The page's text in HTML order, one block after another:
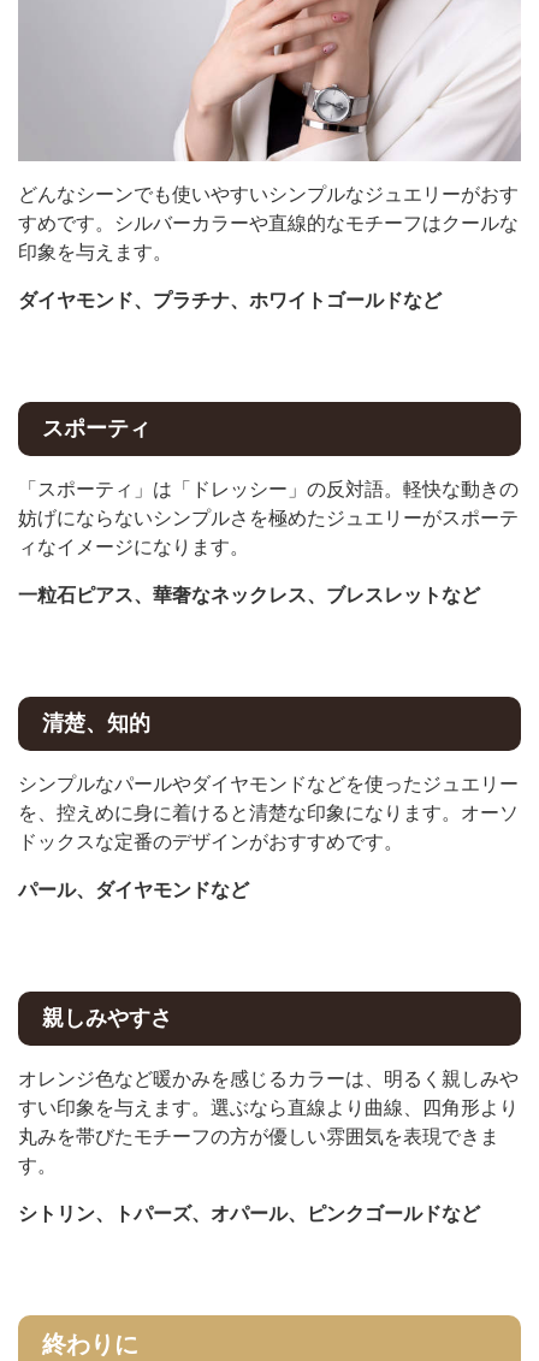
どんなシーンでも使いやすいシンプルなジュエリーがおす
すめです。シルバーカラーや直線的なモチーフはクールな
印象を与えます。
ダイヤモンド、プラチナ、ホワイトゴールドなど
スポーティ
「スポーティ」は「ドレッシー」の反対語。軽快な動きの
妨げにならないシンプルさを極めたジュエリーがスポーテ
ィなイメージになります。
一粒石ピアス、華奢なネックレス、ブレスレットなど
清楚、知的
シンプルなパールやダイヤモンドなどを使ったジュエリー
を、控えめに身に着けると清楚な印象になります。オーソ
ドックスな定番のデザインがおすすめです。
パール、ダイヤモンドなど
親しみやすさ
オレンジ色など暖かみを感じるカラーは、明るく親しみや
すい印象を与えます。選ぶなら直線より曲線、四角形より
丸みを帯びたモチーフの方が優しい雰囲気を表現できま
す。
シトリン、トパーズ、オパール、ピンクゴールドなど
終わりに